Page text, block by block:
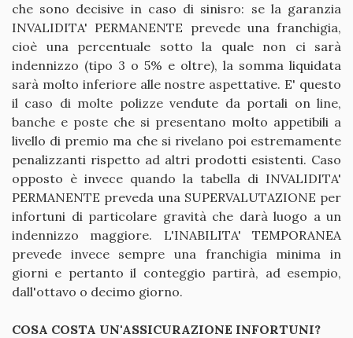
che sono decisive in caso di sinisro: se la garanzia
INVALIDITA' PERMANENTE prevede una franchigia,
cioè una percentuale sotto la quale non ci sarà
indennizzo (tipo 3 o 5% e oltre), la somma liquidata
sarà molto inferiore alle nostre aspettative. E' questo
il caso di molte polizze vendute da portali on line,
banche e poste che si presentano molto appetibili a
livello di premio ma che si rivelano poi estremamente
penalizzanti rispetto ad altri prodotti esistenti. Caso
opposto è invece quando la tabella di INVALIDITA'
PERMANENTE preveda una SUPERVALUTAZIONE per
infortuni di particolare gravità che darà luogo a un
indennizzo maggiore. L'INABILITA' TEMPORANEA
prevede invece sempre una franchigia minima in
giorni e pertanto il conteggio partirà, ad esempio,
dall'ottavo o decimo giorno.
COSA COSTA UN'ASSICURAZIONE INFORTUNI?